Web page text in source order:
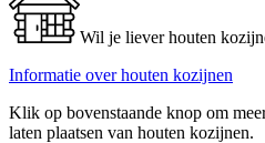
Wil je liever houten
Informatie over houten kozijnen
Klik op bovenstaande knop om
laten plaatsen van houten kozijnen.